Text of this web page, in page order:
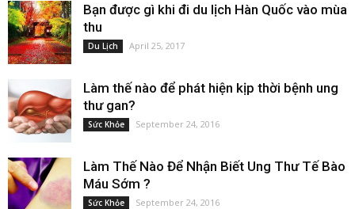
Bạn được gì khi đi du lịch Hàn Quốc vào mùa
thu
Du Lịch April 25, 2017
Làm thế nào để phát hiện kịp thời bệnh ung
thư gan?
Sức Khỏe September 24, 2016
Làm Thế Nào Để Nhận Biết Ung Thư Tế Bào
Máu Sớm ?
Sức Khỏe September 24, 2016